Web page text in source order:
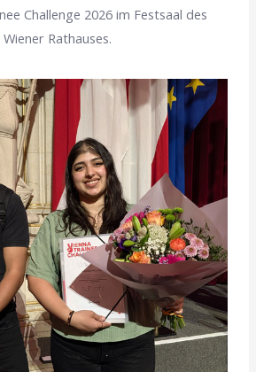
Challenge 2026 im Festsaal des
Wiener Rathauses.